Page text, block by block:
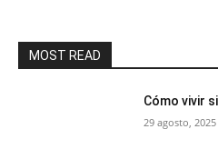
MOST READ
Cómo vivir
29 agosto, 2025